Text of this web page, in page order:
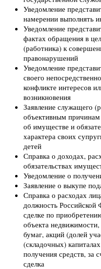
Уведомление
намерении выполнять
Уведомление
фактах обращения в
(работника) к
правонарушений
Уведомление
своего
конфликте интересов
возникновения
Заявление служащего
объективным причинам
об имуществе и
характера своих
детей
Справка о доходах,
обязательствах
Уведомление о
Заявление о выкупе
Справка о расходах
должность
сделке по
объекта
бумаг, акций (долей
(складочных)
получения средств, за
сделка